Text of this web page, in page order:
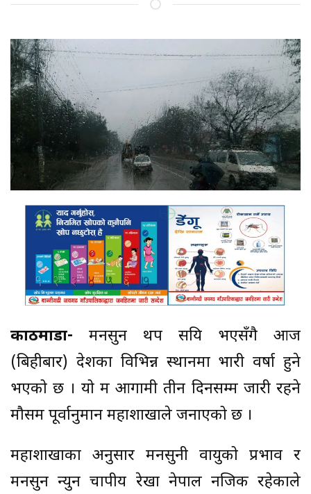
काठमाडौं- मनसुन थप सक्रिय भएसँगै आज
(बिहीबार) देशका विभिन्न स्थानमा भारी वर्षा हुने
भएको छ । यो क्रम आगामी तीन दिनसम्म जारी रहने
मौसम पूर्वानुमान महाशाखाले जनाएको छ ।
महाशाखाका अनुसार मनसुनी वायुको प्रभाव र
मनसुन न्युन चापीय रेखा नेपाल नजिक रहेकाले